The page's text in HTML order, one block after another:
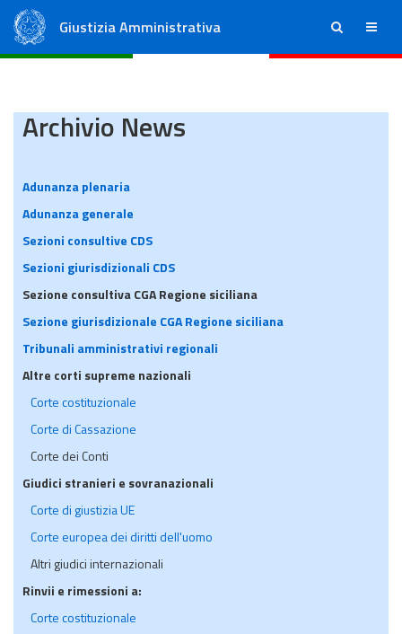
Giustizia Amministrativa ricerca menu
Archivio News
Adunanza plenaria
Adunanza generale
Sezioni consultive CDS
Sezioni giurisdizionali CDS
Sezione consultiva CGA Regione siciliana
Sezione giurisdizionale CGA Regione siciliana
Tribunali amministrativi regionali
Altre corti supreme nazionali
Corte costituzionale
Corte di Cassazione
Corte dei Conti
Giudici stranieri e sovranazionali
Corte di giustizia UE
Corte europea dei diritti dell'uomo
Altri giudici internazionali
Rinvii e rimessioni a:
Corte costituzionale